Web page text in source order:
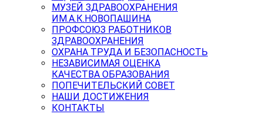
МУЗЕЙ ЗДРАВООХРАНЕНИЯ
ИМ.А.К.НОВОПАШИНА
ПРОФСОЮЗ РАБОТНИКОВ
ЗДРАВООХРАНЕНИЯ
ОХРАНА ТРУДА И БЕЗОПАСНОСТЬ
НЕЗАВИСИМАЯ ОЦЕНКА
КАЧЕСТВА ОБРАЗОВАНИЯ
ПОПЕЧИТЕЛЬСКИЙ СОВЕТ
НАШИ ДОСТИЖЕНИЯ
КОНТАКТЫ